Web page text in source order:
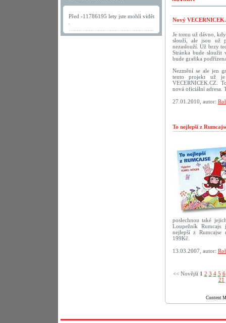
Před -11786195 lety jste mohli vidět
Nový
Je tomu už dávno,
slouží, ale jsou už
nezaslouží. Už brzy
Stránka bude sloužit
bude grafika
Nezmění se ale jen
tento projekt už je
VECERNICEK.CZ.
nová oficiální adresa.
27.01.2010, autor:
To nejlepší z
poslechnou také
Loupežník Rumcajs
nejlepší z
199Kč.
13.03.2007, autor:
<< Novější­ 1 2 3 4 5 6
21
Content